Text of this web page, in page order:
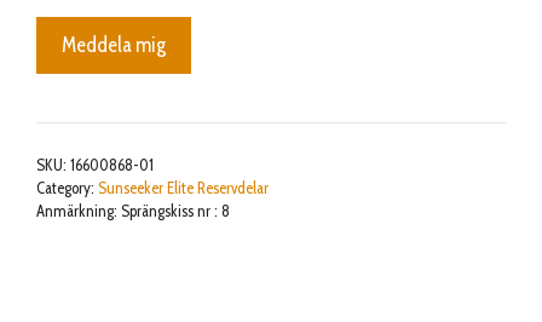
Meddela mig
SKU: 16600868-01
Category: Sunseeker Elite Reservdelar
Anmärkning: Sprängskiss nr : 8